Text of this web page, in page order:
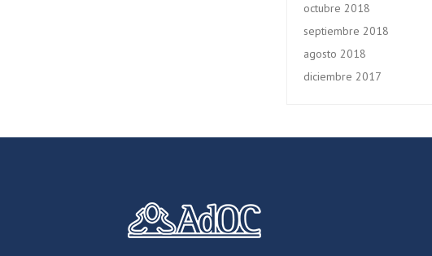
octubre 2018
septiembre 2018
agosto 2018
diciembre 2017